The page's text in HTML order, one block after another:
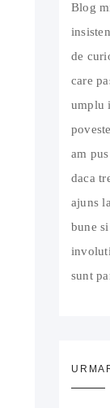
Blog
de
care
umplu
am
daca
ajuns
bune
sunt